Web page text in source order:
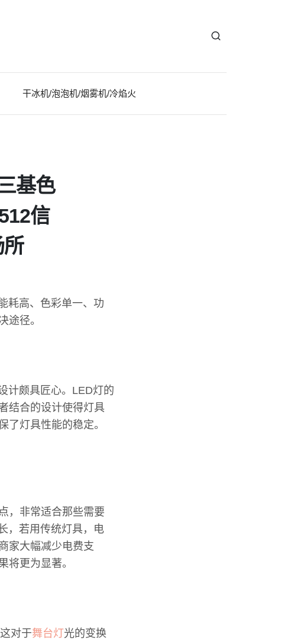
干冰机/泡泡机/烟雾机/冷焰火
基色
信
耗高、色彩单一、功
途径。
计颇具匠心。LED灯的
结合的设计使得灯具
了灯具性能的稳定。
，非常适合那些需要
，若用传统灯具，电
家大幅减少电费支
将更为显著。
对于舞台灯光的变换